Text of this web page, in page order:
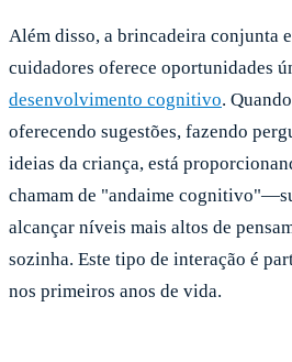
Além disso, a brincadeira conjunta
cuidadores oferece oportunidades
desenvolvimento cognitivo.
oferecendo sugestões, fazendo
ideias da criança, está
chamam de "andaime
alcançar níveis mais altos de
sozinha. Este tipo de interação é
nos primeiros anos de vida.